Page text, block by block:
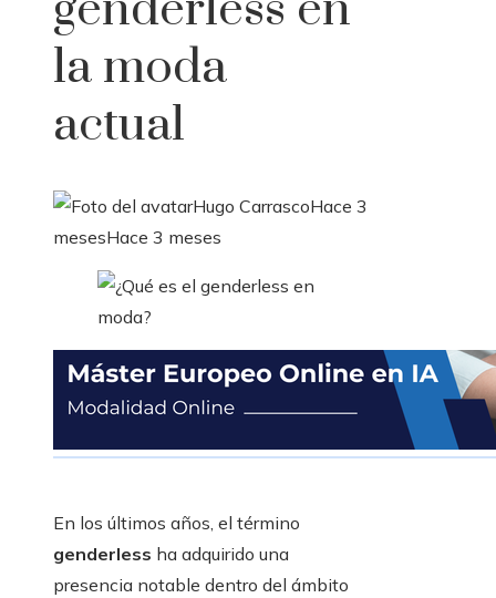
la moda
actual
Hugo CarrascoHace 3
mesesHace 3 meses
En los últimos años, el término
genderless ha adquirido una
presencia notable dentro del ámbito